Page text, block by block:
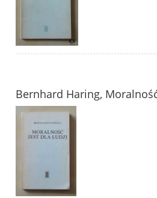
Bernhard Haring,